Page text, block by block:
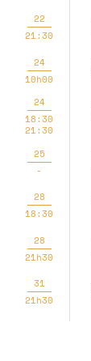
22
21:30
24
10h00
24
18:30
21:30
25
-
28
18:30
28
21h30
31
21h30